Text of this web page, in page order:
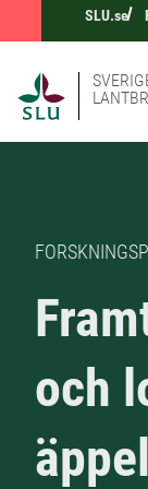
SLU.se
och